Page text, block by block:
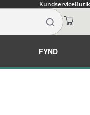
KundserviceButik
FYND